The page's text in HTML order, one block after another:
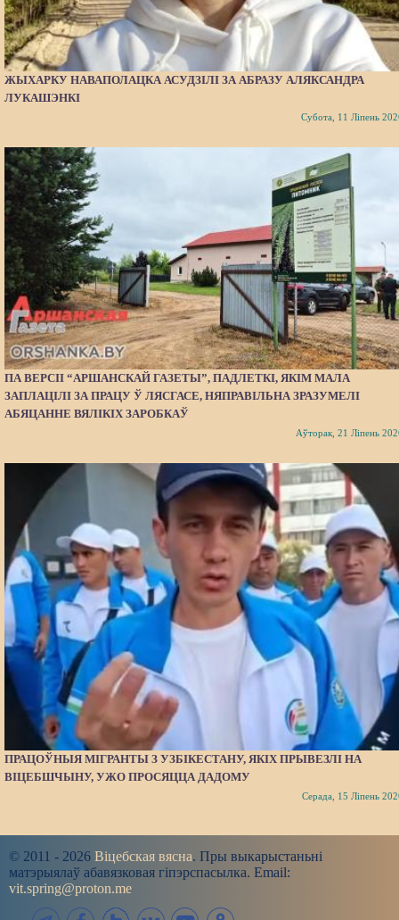
ЖЫХАРКУ НАВАПОЛАЦКА АСУДЗІЛІ ЗА АБРАЗУ АЛЯКСАНДРА
ЛУКАШЭНКІ
Субота, 11 Ліпень
ПА ВЕРСІІ “АРШАНСКАЙ ГАЗЕТЫ”, ПАДЛЕТКІ, ЯКІМ МАЛА
ЗАПЛАЦІЛІ ЗА ПРАЦУ Ў ЛЯСГАСЕ, НЯПРАВІЛЬНА ЗРАЗУМЕЛІ
АБЯЦАННЕ ВЯЛІКІХ ЗАРОБКАЎ
Аўторак, 21 Ліпень
ПРАЦОЎНЫЯ МІГРАНТЫ З УЗБІКЕСТАНУ, ЯКІХ ПРЫВЕЗЛІ НА
ВІЦЕБШЧЫНУ, УЖО ПРОСЯЦЦА ДАДОМУ
Серада, 15 Ліпень
© 2011 - 2026 Віцебская вясна. Пры выкарыстаньні
матэрыялаў абавязковая гіпэрспасылка. Email:
vit.spring@proton.me